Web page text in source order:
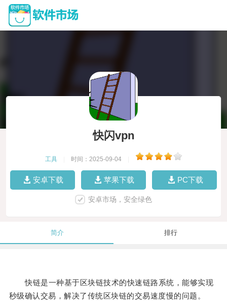
快闪vpn
工具 时间：2025-09-04
安卓下载 苹果下载 PC下载
安卓市场，安全绿色
简介 排行
快链是一种基于区块链技术的快速链路系统，能够实现
秒级确认交易，解决了传统区块链的交易速度慢的问题。